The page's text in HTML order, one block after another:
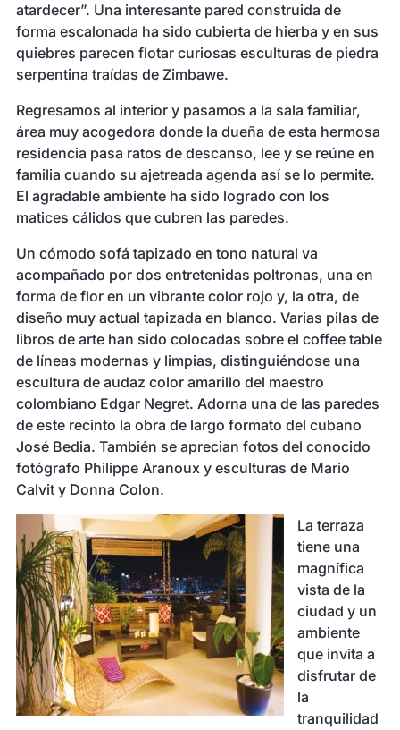
atardecer”. Una interesante pared construida de
forma escalonada ha sido cubierta de hierba y en sus
quiebres parecen flotar curiosas esculturas de piedra
serpentina traídas de Zimbawe.
Regresamos al interior y pasamos a la sala familiar,
área muy acogedora donde la dueña de esta hermosa
residencia pasa ratos de descanso, lee y se reúne en
familia cuando su ajetreada agenda así se lo permite.
El agradable ambiente ha sido logrado con los
matices cálidos que cubren las paredes.
Un cómodo sofá tapizado en tono natural va
acompañado por dos entretenidas poltronas, una en
forma de flor en un vibrante color rojo y, la otra, de
diseño muy actual tapizada en blanco. Varias pilas de
libros de arte han sido colocadas sobre el coffee table
de líneas modernas y limpias, distinguiéndose una
escultura de audaz color amarillo del maestro
colombiano Edgar Negret. Adorna una de las paredes
de este recinto la obra de largo formato del cubano
José Bedia. También se aprecian fotos del conocido
fotógrafo Philippe Aranoux y esculturas de Mario
Calvit y Donna Colon.
La terraza
tiene una
magnífica
vista de la
ciudad y un
ambiente
que invita a
disfrutar de
la
tranquilidad